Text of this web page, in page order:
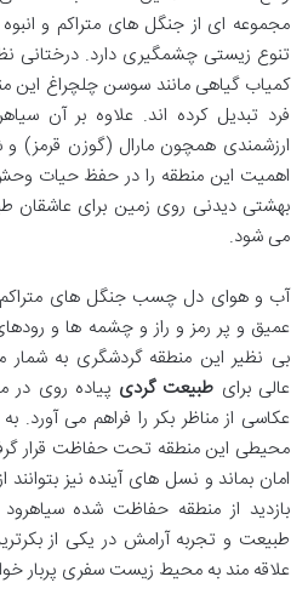
مجموعه ای از جنگل های متراکم و
تنوع زیستی چشمگیری دارد. درختانی
کمیاب گیاهی مانند سوسن چلچراغ این
فرد تبدیل کرده اند. علاوه بر آن
ارزشمندی همچون مارال (گوزن قرمز)
اهمیت این منطقه را در حفظ حیات
بهشتی دیدنی روی زمین برای
می شود.
آب و هوای دل چسب جنگل های
عمیق و پر رمز و راز و چشمه ها و
بی نظیر این منطقه گردشگری به
عالی برای طبیعت گردی پیاده روی در
عکاسی از مناظر بکر را فراهم می
محیطی این منطقه تحت حفاظت قرار
امان بماند و نسل های آینده نیز
بازدید از منطقه حفاظت شده
طبیعت و تجربه آرامش در یکی از
علاقه مند به محیط زیست سفری پربار